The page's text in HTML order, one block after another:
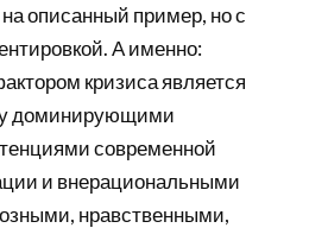
описанный пример, но с
А именно:
кризиса является
доминирующими
современной
и внерациональными
нравственными,